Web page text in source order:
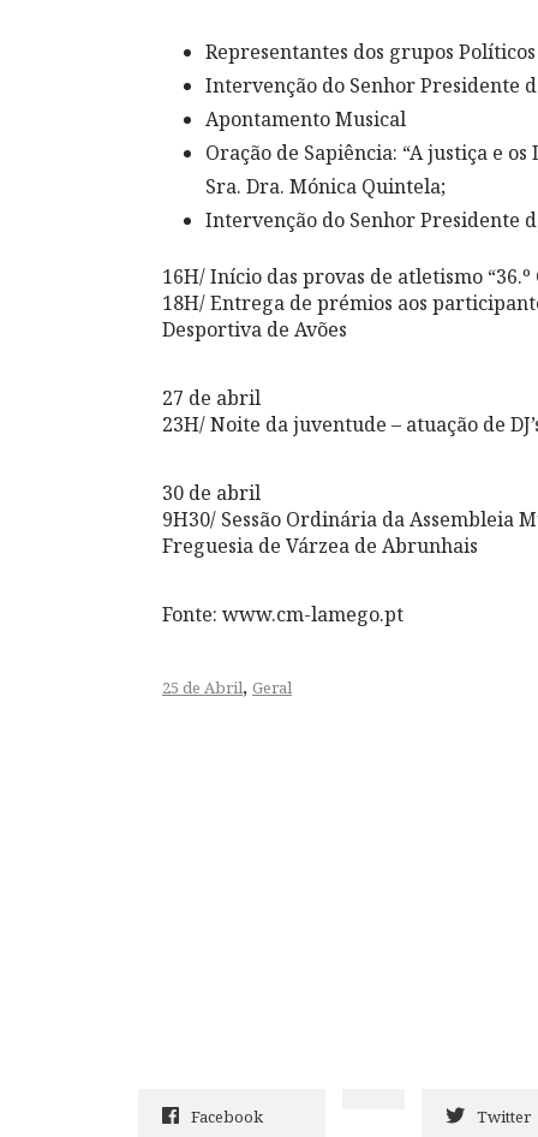
Representantes dos grupos
Intervenção do Senhor Presidente
Apontamento Musical
Oração de Sapiência: “A justiça e
Sra. Dra. Mónica Quintela;
Intervenção do Senhor Presidente
16H/ Início das provas de atletismo
18H/ Entrega de prémios aos
Desportiva de Avões
27 de abril
23H/ Noite da juventude – atuação de
30 de abril
9H30/ Sessão Ordinária da Assembleia
Freguesia de Várzea de Abrunhais
Fonte: www.cm-lamego.pt
25 de Abril, Geral
Facebook Twitter